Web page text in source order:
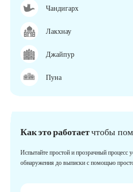
Чандигарх
Лакхнау
Джайпур
Пуна
Как это работаетчтобы
Испытайте простой и прозрачный процесс
обнаружения до выписки с помощью